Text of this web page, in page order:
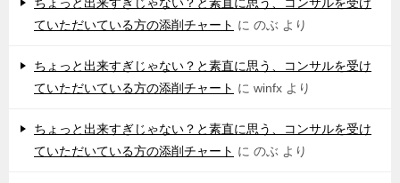
ていただいている方の添削チャート に のぶ より
ちょっと出来すぎじゃない？と素直に思う、コンサルを受け
ていただいている方の添削チャート に winfx より
ちょっと出来すぎじゃない？と素直に思う、コンサルを受け
ていただいている方の添削チャート に のぶ より